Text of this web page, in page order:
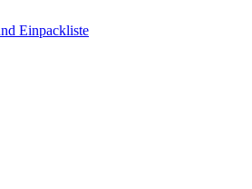
Einpackliste